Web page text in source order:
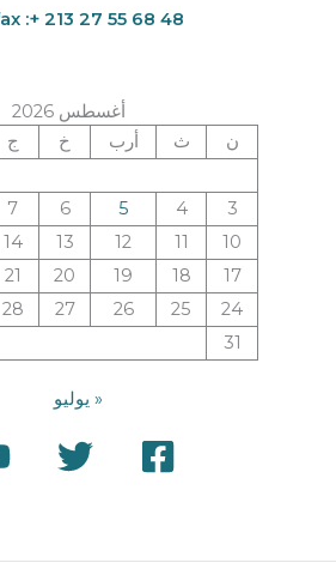
:+ 213 27 55 68 48
أغسطس 2026
ن
ث أرب خ ج
3
4
5
6
7
10
11
12
13
14
17
18
19
20
21
24
25
26
27
28
31
« يوليو